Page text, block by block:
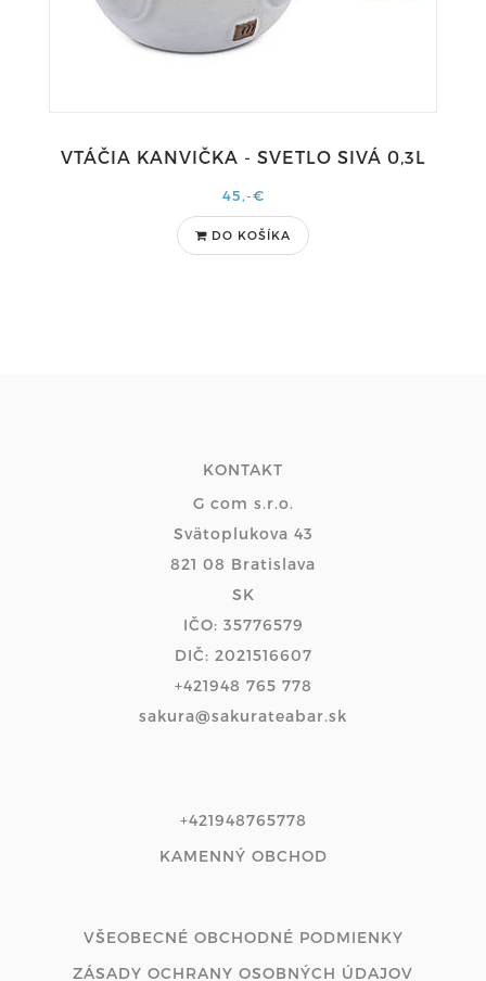
VTÁČIA KANVIČKA - SVETLO SIVÁ 0,3L
45,-€
DO KOŠÍKA
KONTAKT
G com s.r.o.
Svätoplukova 43
821 08 Bratislava
SK
IČO: 35776579
DIČ: 2021516607
+421948 765 778
sakura@sakurateabar.sk
+421948765778
KAMENNÝ OBCHOD
VŠEOBECNÉ OBCHODNÉ PODMIENKY
ZÁSADY OCHRANY OSOBNÝCH ÚDAJOV